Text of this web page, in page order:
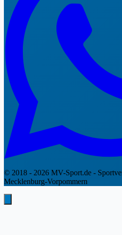
© 2018 - 2026 MV-Sport.de -
Mecklenburg-Vorpommern